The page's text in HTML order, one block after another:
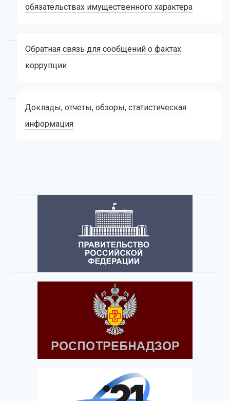
обязательствах имущественного характера
Обратная связь для сообщений о фактах
коррупции
Доклады, отчеты, обзоры, статистическая
информация